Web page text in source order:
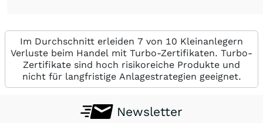
Im Durchschnitt erleiden 7 von 10 Kleinanlegern
Verluste beim Handel mit Turbo-Zertifikaten. Turbo-
Zertifikate sind hoch risikoreiche Produkte und
nicht für langfristige Anlagestrategien geeignet.
Newsletter